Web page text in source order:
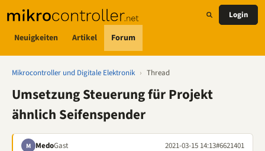
Neuigkeiten Artikel Forum
Login
Mikrocontroller und Digitale Elektronik › Thread
Umsetzung Steuerung für Projekt
ähnlich Seifenspender
M MedoGast 2021-03-15 14:13#6621401